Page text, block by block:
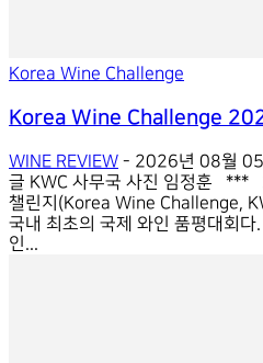
[글로벌인터뷰]어서와
15:50
Korea Wine Challenge
Korea Wine Challenge
WINE REVIEW - 2026년 08월
글 KWC 사무국 사진 임정훈 *** 2005년 출범한 코리아 와인
챌린지(Korea Wine Challenge,
국내 최초의 국제 와인 품평대회
인...